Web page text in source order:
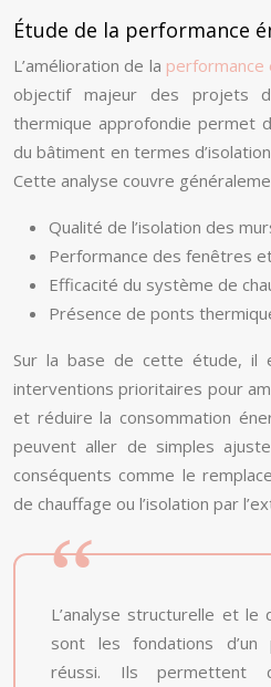
Étude de la performance
L’amélioration de la performance
objectif majeur des projets
thermique approfondie permet
du bâtiment en termes
Cette analyse couvre
Qualité de l’isolation des
Performance des fenêtres
Efficacité du système de
Présence de ponts
Sur la base de cette étude, il
interventions prioritaires pour
et réduire la consommation
peuvent aller de simples
conséquents comme le
de chauffage ou l’isolation par
L’analyse structurelle et le
sont les fondations
réussi. Ils permettent